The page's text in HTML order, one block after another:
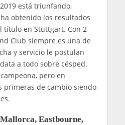
está triunfando,
obtenido los resultados
título en Stuttgart. Con 2
Club siempre es una de
y servicio le postulan
a todo sobre césped.
pero en
primeras de cambio siendo
Eastbourne,